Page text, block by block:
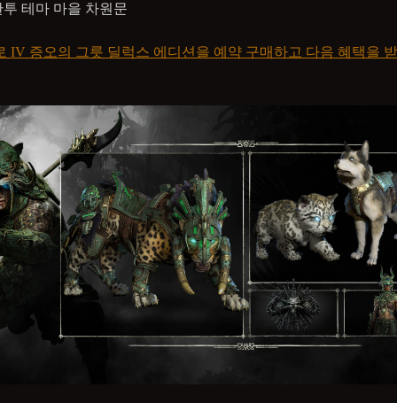
투 테마 마을 차원문
IV 증오의 그릇 딜럭스 에디션을 예약 구매하고 다음 혜택을